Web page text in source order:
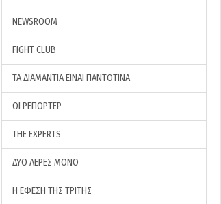
NEWSROOM
FIGHT CLUB
ΤΑ ΔΙΑΜΑΝΤΙΑ ΕΙΝΑΙ ΠΑΝΤΟΤΙΝΑ
ΟΙ ΡΕΠΟΡΤΕΡ
THE EXPERTS
ΔΥΟ ΛΕΡΕΣ ΜΟΝΟ
Η ΕΦΕΣΗ ΤΗΣ ΤΡΙΤΗΣ